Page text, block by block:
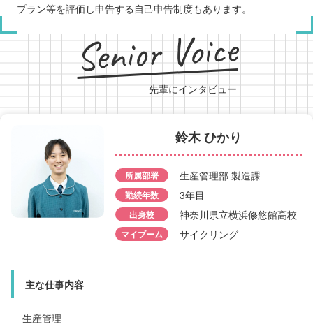
プラン等を評価し申告する自己申告制度もあります。
Senior Voice
先輩にインタビュー
鈴木 ひかり
所属部署 生産管理部 製造課
勤続年数 3年目
出身校 神奈川県立横浜修悠館高校
マイブーム サイクリング
主な仕事内容
生産管理
佐々木 汰地
所属部署
勤続年数
出身校 神奈川県立横浜商業高校
マイブーム 旅行
主な仕事内容
データ制作